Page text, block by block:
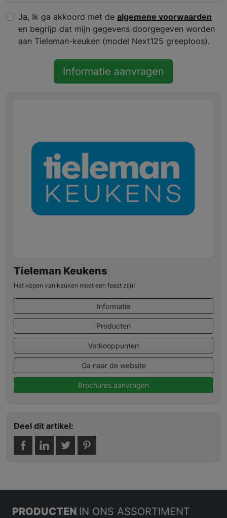
Ja, Ik ga akkoord met de algemene voorwaarden
en begrijp dat mijn gegevens doorgegeven worden
aan Tieleman-keuken (model Next125 greeploos).
Informatie aanvragen
Tieleman Keukens
Het kopen van keuken moet een feest zijn!
Informatie
Producten
Verkooppunten
Ga naar de website
Brochures aanvragen
Deel dit artikel:
PRODUCTEN IN ONS ASSORTIMENT